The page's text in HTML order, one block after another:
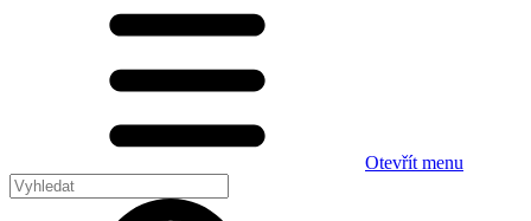
Otevřít menu